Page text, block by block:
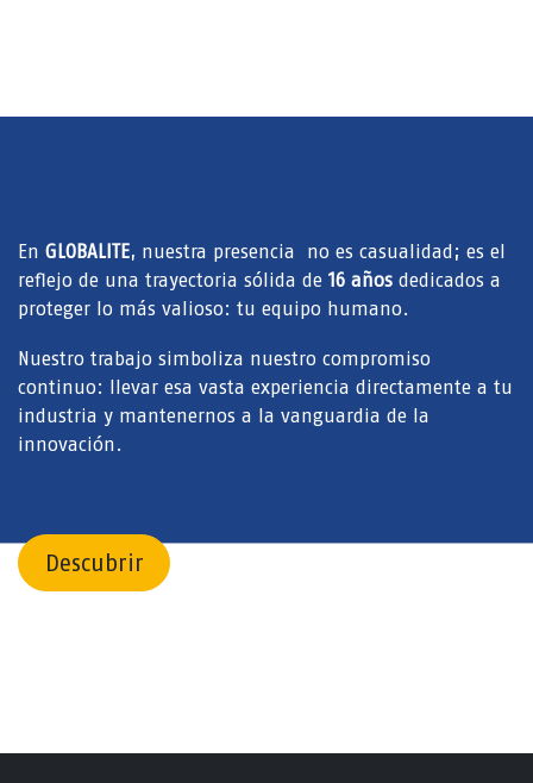
En GLOBALITE, nuestra presencia no es casualidad; es el
reflejo de una trayectoria sólida de 16 años dedicados a
proteger lo más valioso: tu equipo humano.
Nuestro trabajo simboliza nuestro compromiso
continuo: llevar esa vasta experiencia directamente a tu
industria y mantenernos a la vanguardia de la
innovación.
Descubrir